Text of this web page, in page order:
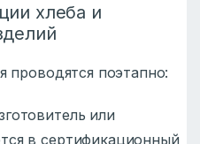
хлеба и
проводятся поэтапно:
или
в сертификационный